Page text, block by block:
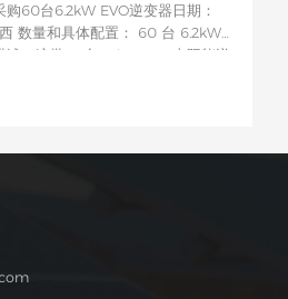
60台6.2kW EVO逆变器日期：
数量和具体配置： 60 台 6.2kW
述：这批60台6.2kW EVO太阳能逆
居民和小型企业的光伏储能项目。
持双路交流输出，具备智能低电压